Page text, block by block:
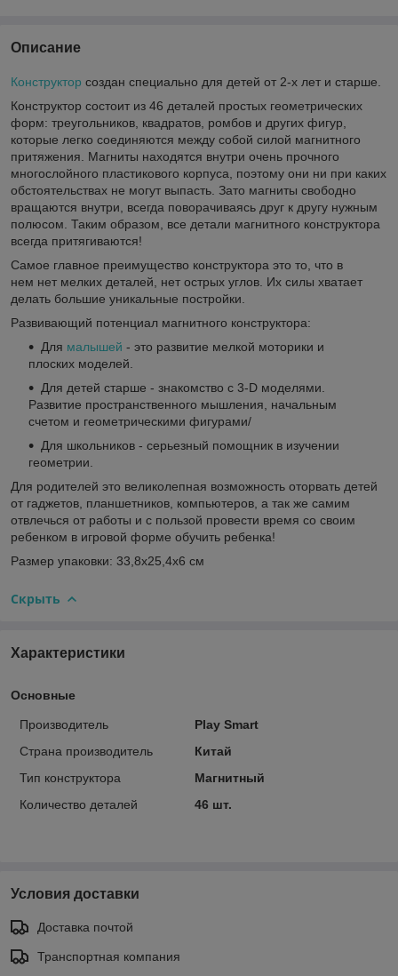
Описание
Конструктор создан специально для детей от 2-х лет и старше.
Конструктор состоит из 46 деталей простых геометрических
форм: треугольников, квадратов, ромбов и других фигур,
которые легко соединяются между собой силой магнитного
притяжения. Магниты находятся внутри очень прочного
многослойного пластикового корпуса, поэтому они ни при каких
обстоятельствах не могут выпасть. Зато магниты свободно
вращаются внутри, всегда поворачиваясь друг к другу нужным
полюсом. Таким образом, все детали магнитного конструктора
всегда притягиваются!
Самое главное преимущество конструктора это то, что в
нем нет мелких деталей, нет острых углов. Их силы хватает
делать большие уникальные постройки.
Развивающий потенциал магнитного конструктора:
Для малышей - это развитие мелкой моторики и
плоских моделей.
Для детей старше - знакомство с 3-D моделями.
Развитие пространственного мышления, начальным
счетом и геометрическими фигурами/
Для школьников - серьезный помощник в изучении
геометрии.
Для родителей это великолепная возможность оторвать детей
от гаджетов, планшетников, компьютеров, а так же самим
отвлечься от работы и с пользой провести время со своим
ребенком в игровой форме обучить ребенка!
Размер упаковки: 33,8х25,4х6 см
Скрыть
Характеристики
Основные
Производитель
Play Smart
Страна производитель
Китай
Тип конструктора
Магнитный
Количество деталей
46 шт.
Условия доставки
Доставка почтой
Транспортная компания